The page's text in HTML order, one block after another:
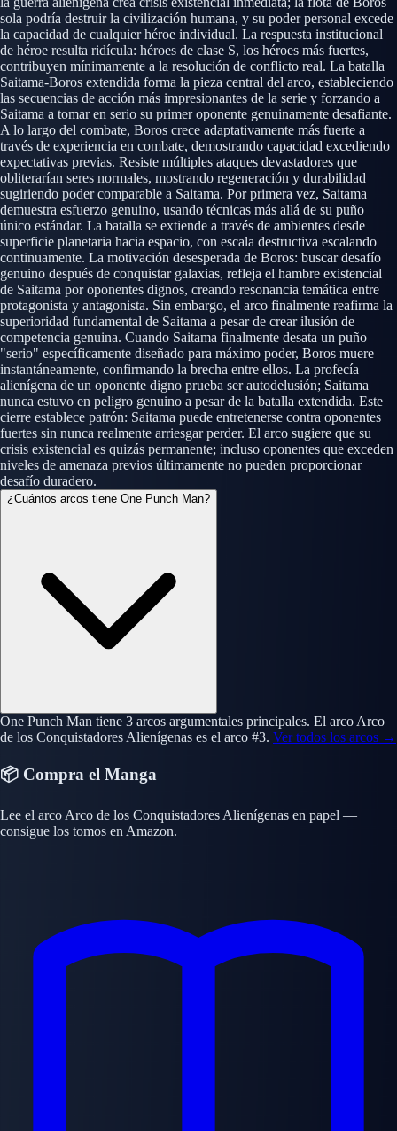
sola podría destruir la civilización humana, y su poder personal excede
la capacidad de cualquier héroe individual. La respuesta institucional
de héroe resulta ridícula: héroes de clase S, los héroes más fuertes,
contribuyen mínimamente a la resolución de conflicto real. La batalla
Saitama-Boros extendida forma la pieza central del arco, estableciendo
las secuencias de acción más impresionantes de la serie y forzando a
Saitama a tomar en serio su primer oponente genuinamente desafiante.
A lo largo del combate, Boros crece adaptativamente más fuerte a
través de experiencia en combate, demostrando capacidad excediendo
expectativas previas. Resiste múltiples ataques devastadores que
obliterarían seres normales, mostrando regeneración y durabilidad
sugiriendo poder comparable a Saitama. Por primera vez, Saitama
demuestra esfuerzo genuino, usando técnicas más allá de su puño
único estándar. La batalla se extiende a través de ambientes desde
superficie planetaria hacia espacio, con escala destructiva escalando
continuamente. La motivación desesperada de Boros: buscar desafío
genuino después de conquistar galaxias, refleja el hambre existencial
de Saitama por oponentes dignos, creando resonancia temática entre
protagonista y antagonista. Sin embargo, el arco finalmente reafirma la
superioridad fundamental de Saitama a pesar de crear ilusión de
competencia genuina. Cuando Saitama finalmente desata un puño
"serio" específicamente diseñado para máximo poder, Boros muere
instantáneamente, confirmando la brecha entre ellos. La profecía
alienígena de un oponente digno prueba ser autodelusión; Saitama
nunca estuvo en peligro genuino a pesar de la batalla extendida. Este
cierre establece patrón: Saitama puede entretenerse contra oponentes
fuertes sin nunca realmente arriesgar perder. El arco sugiere que su
crisis existencial es quizás permanente; incluso oponentes que exceden
niveles de amenaza previos últimamente no pueden proporcionar
desafío duradero.
¿Cuántos arcos tiene One Punch Man?
One Punch Man tiene 3 arcos argumentales principales. El arco Arco
de los Conquistadores Alienígenas es el arco #3. Ver todos los arcos →
📦 Compra el Manga
Lee el arco Arco de los Conquistadores Alienígenas en papel —
consigue los tomos en Amazon.